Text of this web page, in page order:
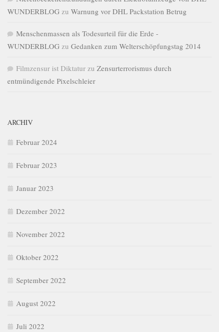
WUNDERBLOG zu Warnung vor DHL Packstation Betrug
Menschenmassen als Todesurteil für die Erde -
WUNDERBLOG zu Gedanken zum Welterschöpfungstag 2014
Filmzensur ist Diktatur zu Zensurterrorismus durch
entmündigende Pixelschleier
ARCHIV
Februar 2024
Februar 2023
Januar 2023
Dezember 2022
November 2022
Oktober 2022
September 2022
August 2022
Juli 2022